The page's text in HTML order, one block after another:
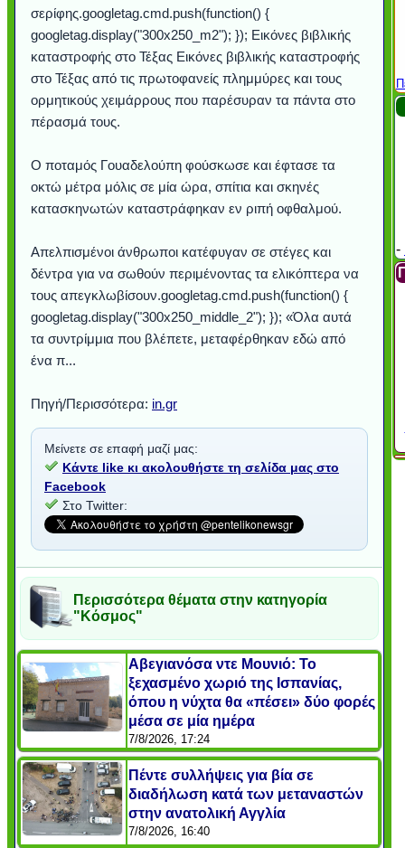
σερίφης.googletag.cmd.push(function() {
googletag.display("300x250_m2"); }); Εικόνες βιβλικής
καταστροφής στο Τέξας Εικόνες βιβλικής καταστροφής
στο Τέξας από τις πρωτοφανείς πλημμύρες και τους
ορμητικούς χειμάρρους που παρέσυραν τα πάντα στο
πέρασμά τους.
Ο ποταμός Γουαδελούπη φούσκωσε και έφτασε τα
οκτώ μέτρα μόλις σε μία ώρα, σπίτια και σκηνές
κατασκηνωτών καταστράφηκαν εν ριπή οφθαλμού.
Απελπισμένοι άνθρωποι κατέφυγαν σε στέγες και
δέντρα για να σωθούν περιμένοντας τα ελικόπτερα να
τους απεγκλωβίσουν.googletag.cmd.push(function() {
googletag.display("300x250_middle_2"); }); «Όλα αυτά
τα συντρίμμια που βλέπετε, μεταφέρθηκαν εδώ από
ένα π...
Πηγή/Περισσότερα: in.gr
Μείνετε σε επαφή μαζί μας:
Κάντε like κι ακολουθήστε τη σελίδα μας στο
Facebook
Στο Twitter:
Περισσότερα θέματα στην κατηγορία
"Κόσμος"
Αβεγιανόσα ντε Μουνιό: Το
ξεχασμένο χωριό της Ισπανίας,
όπου η νύχτα θα «πέσει» δύο φορές
μέσα σε μία ημέρα
7/8/2026, 17:24
Πέντε συλλήψεις για βία σε
διαδήλωση κατά των μεταναστών
στην ανατολική Αγγλία
7/8/2026, 16:40
-